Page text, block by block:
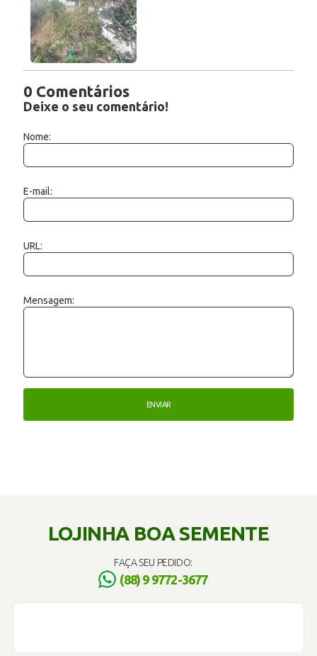
0 Comentários
Deixe o seu comentário!
Nome:
E-mail:
URL:
Mensagem:
LOJINHA BOA SEMENTE
FAÇA SEU PEDIDO:
(88) 9 9772-3677